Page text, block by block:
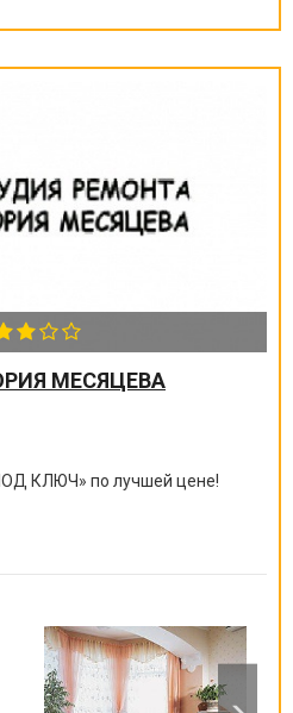
МЕСЯЦЕВА
КЛЮЧ» по лучшей цене!